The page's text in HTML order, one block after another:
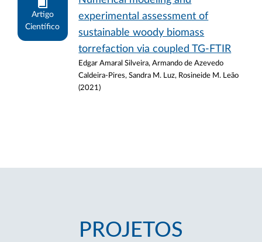
Artigo
Científico
experimental assessment of
sustainable woody biomass
torrefaction via coupled TG-FTIR
Edgar Amaral Silveira, Armando de Azevedo
Caldeira-Pires, Sandra M. Luz, Rosineide M. Leão
(2021)
PROJETOS